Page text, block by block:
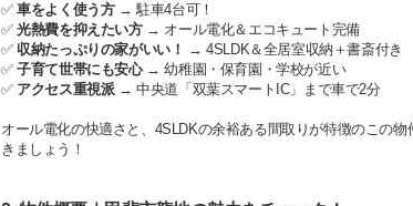
✅車をよく使う方→ 駐車4台可！
✅光熱費を抑えたい方→ オール電化＆エコキュート完備
✅ 収納たっぷりの家がいい！
→ 4SLDK＆全居室収納＋書斎付き
✅子育て世帯にも安心→ 幼稚園・保育園・学校が近い
✅ アクセス重視派→ 中央道「双葉スマートIC」まで車で2分
オール電化の快適さと、4SLDKの余裕ある間取りが特徴のこの物
きましょう！